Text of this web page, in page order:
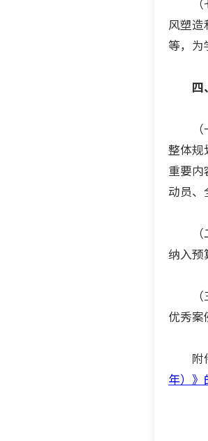
（七
风塑造
等，为
四
（一
整体规
重要内
动员、
（二
纳入预
（三
优秀案
附
年）》